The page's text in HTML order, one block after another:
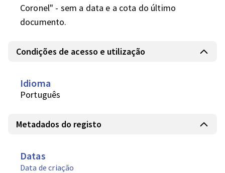
Coronel" - sem a data e a cota do último
documento.
Condições de acesso e utilização
Idioma
Português
Metadados do registo
Datas
Data de criação